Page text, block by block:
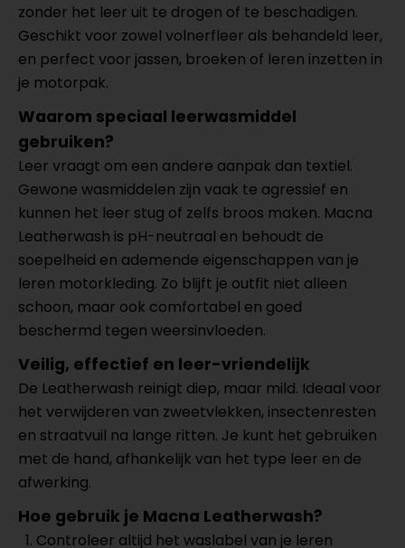
zonder het leer uit te drogen of te beschadigen.
Geschikt voor zowel volnerfleer als behandeld leer,
en perfect voor jassen, broeken of leren inzetten in
je motorpak.
Waarom speciaal leerwasmiddel
gebruiken?
Leer vraagt om een andere aanpak dan textiel.
Gewone wasmiddelen zijn vaak te agressief en
kunnen het leer stug of zelfs broos maken. Macna
Leatherwash is pH-neutraal en behoudt de
soepelheid en ademende eigenschappen van je
leren motorkleding. Zo blijft je outfit niet alleen
schoon, maar ook comfortabel en goed
beschermd tegen weersinvloeden.
Veilig, effectief en leer-vriendelijk
De Leatherwash reinigt diep, maar mild. Ideaal voor
het verwijderen van zweetvlekken, insectenresten
en straatvuil na lange ritten. Je kunt het gebruiken
met de hand, afhankelijk van het type leer en de
afwerking.
Hoe gebruik je Macna Leatherwash?
Controleer altijd het waslabel van je leren